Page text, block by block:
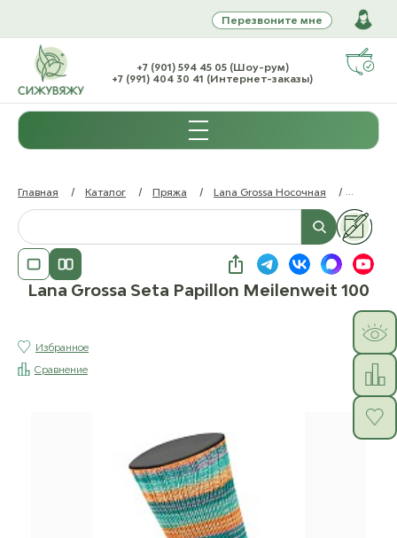
Перезвоните мне
+7 (901) 594 45 05 (Шоу-рум)
+7 (991) 404 30 41 (Интернет-заказы)
Главная / Каталог / Пряжа / Lana Grossa Носочная /
Lana Grossa Seta Papillon Meilenweit 100
Избранное
Сравнение